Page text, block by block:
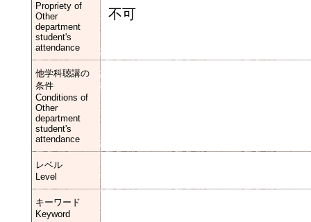
Propriety of
Other
department
student's
attendance
不可
他学科聴講の
条件
Conditions of
Other
department
student's
attendance
レベル
Level
キーワード
Keyword